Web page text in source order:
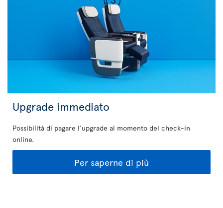
Upgrade immediato
Possibilità di pagare l'upgrade al momento del check-in
online.
Per saperne di più